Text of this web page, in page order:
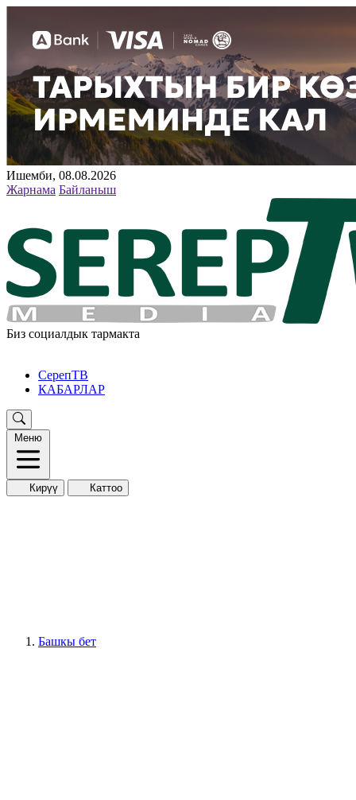
Ишемби, 08.08.2026
Жарнама Байланыш
Биз социалдык тармакта
СерепТВ
КАБАРЛАР
Меню
Кирүү Каттоо
Башкы бет